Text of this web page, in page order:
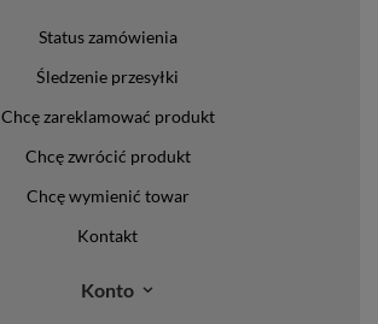
Status zamówienia
Śledzenie przesyłki
Chcę zareklamować produkt
Chcę zwrócić produkt
Chcę wymienić towar
Kontakt
Konto